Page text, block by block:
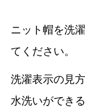
ニット帽を洗
てください。
洗濯表示の見
水洗いができ